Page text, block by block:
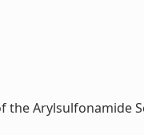
the Arylsulfonamide